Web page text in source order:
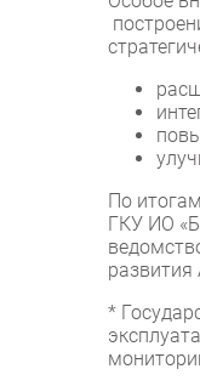
По
ГКУ ИО
развития
*